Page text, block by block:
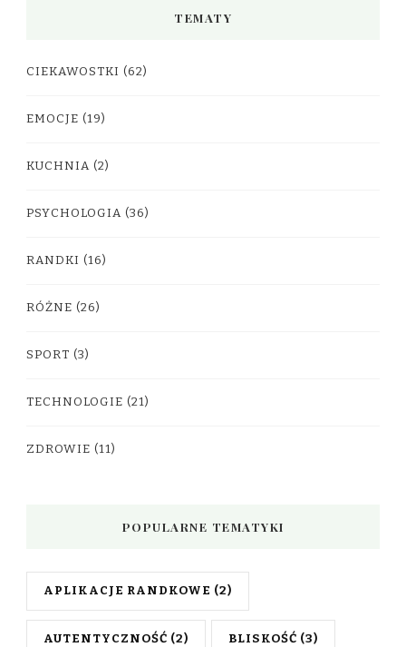
TEMATY
CIEKAWOSTKI (62)
EMOCJE (19)
KUCHNIA (2)
PSYCHOLOGIA (36)
RANDKI (16)
RÓŻNE (26)
SPORT (3)
TECHNOLOGIE (21)
ZDROWIE (11)
POPULARNE TEMATYKI
APLIKACJE RANDKOWE (2)
AUTENTYCZNOŚĆ (2) BLISKOŚĆ (3)